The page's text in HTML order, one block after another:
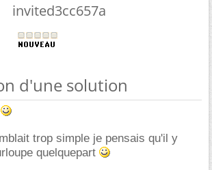
invited3cc657a
d'une solution
trop simple je pensais qu'il y
quelquepart